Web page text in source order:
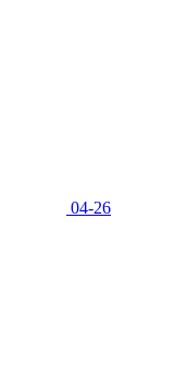
04-26